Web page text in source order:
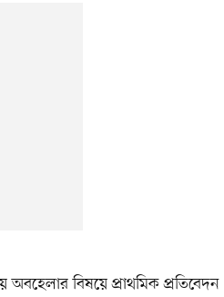
বিষয়ে প্রাথমিক প্রতিবেদন